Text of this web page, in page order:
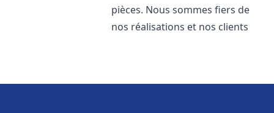
pièces. Nous sommes fiers de
nos réalisations et nos clients